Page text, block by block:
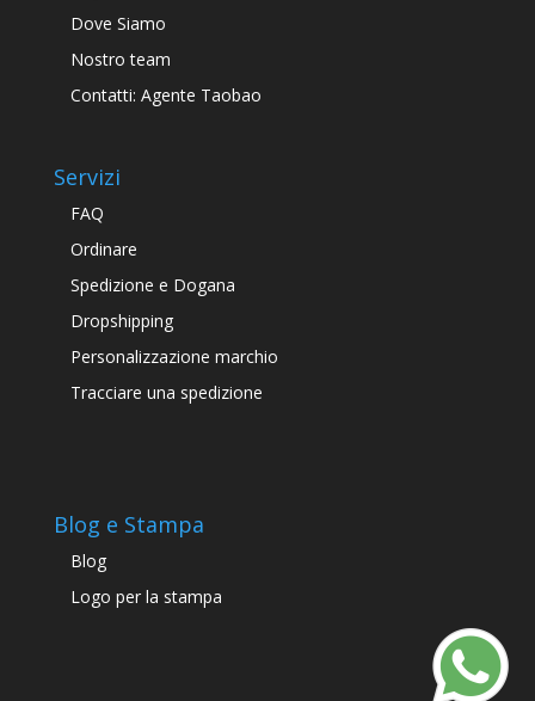
Dove Siamo
Nostro team
Contatti: Agente Taobao
Servizi
FAQ
Ordinare
Spedizione e Dogana
Dropshipping
Personalizzazione marchio
Tracciare una spedizione
Blog e Stampa
Blog
Logo per la stampa